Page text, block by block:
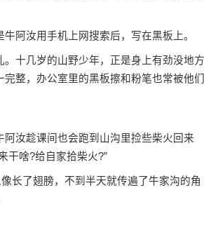
阿汝用手机上网搜索后，写在黑板上。
十几岁的山野少年，正是身上有劲没地方
整，办公室里的黑板擦和粉笔也常被他们
汝趁课间也会跑到山沟里捡些柴火回来
干啥?给自家拾柴火?”
了翅膀，不到半天就传遍了牛家沟的角